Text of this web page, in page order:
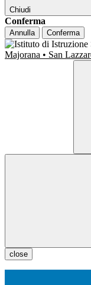
Chiudi
Conferma
Annulla Conferma
Majorana • San
close